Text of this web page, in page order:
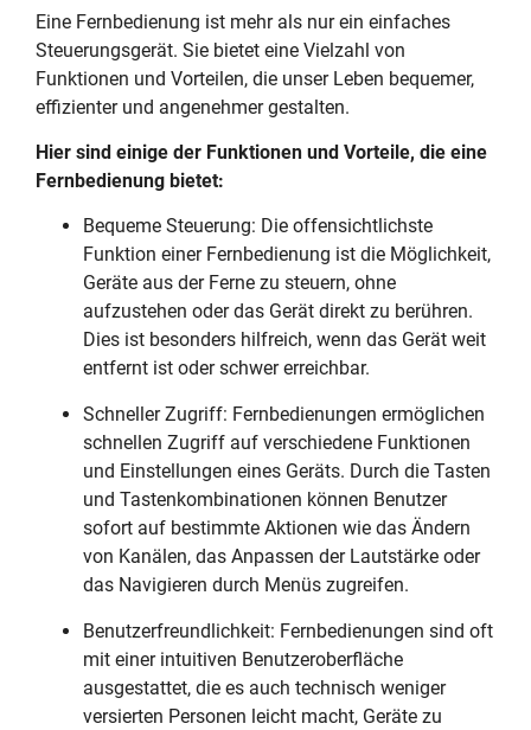
Eine Fernbedienung ist mehr als nur ein einfaches
Steuerungsgerät. Sie bietet eine Vielzahl von
Funktionen und Vorteilen, die unser Leben bequemer,
effizienter und angenehmer gestalten.
Hier sind einige der Funktionen und Vorteile, die eine
Fernbedienung bietet:
Bequeme Steuerung: Die offensichtlichste
Funktion einer Fernbedienung ist die Möglichkeit,
Geräte aus der Ferne zu steuern, ohne
aufzustehen oder das Gerät direkt zu berühren.
Dies ist besonders hilfreich, wenn das Gerät weit
entfernt ist oder schwer erreichbar.
Schneller Zugriff: Fernbedienungen ermöglichen
schnellen Zugriff auf verschiedene Funktionen
und Einstellungen eines Geräts. Durch die Tasten
und Tastenkombinationen können Benutzer
sofort auf bestimmte Aktionen wie das Ändern
von Kanälen, das Anpassen der Lautstärke oder
das Navigieren durch Menüs zugreifen.
Benutzerfreundlichkeit: Fernbedienungen sind oft
mit einer intuitiven Benutzeroberfläche
ausgestattet, die es auch technisch weniger
versierten Personen leicht macht, Geräte zu